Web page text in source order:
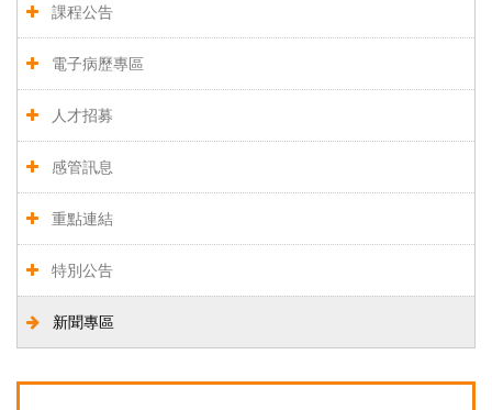
課程公告
電子病歷專區
人才招募
感管訊息
重點連結
特別公告
新聞專區